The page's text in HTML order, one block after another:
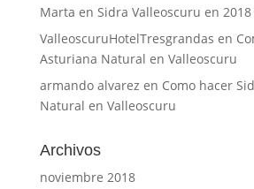
Marta en Sidra Valleoscuru en 2018
ValleoscuruHotelTresgrandas en
Asturiana Natural en Valleoscuru
armando alvarez en Como hacer
Natural en Valleoscuru
Archivos
noviembre 2018